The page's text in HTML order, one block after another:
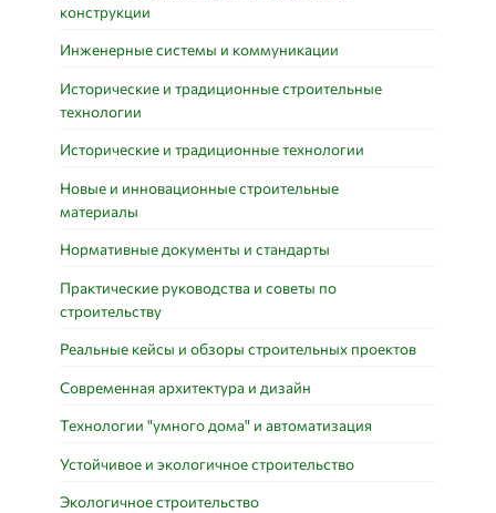
конструкции
Инженерные системы и коммуникации
Исторические и традиционные строительные
технологии
Исторические и традиционные технологии
Новые и инновационные строительные
материалы
Нормативные документы и стандарты
Практические руководства и советы по
строительству
Реальные кейсы и обзоры строительных проектов
Современная архитектура и дизайн
Технологии "умного дома" и автоматизация
Устойчивое и экологичное строительство
Экологичное строительство